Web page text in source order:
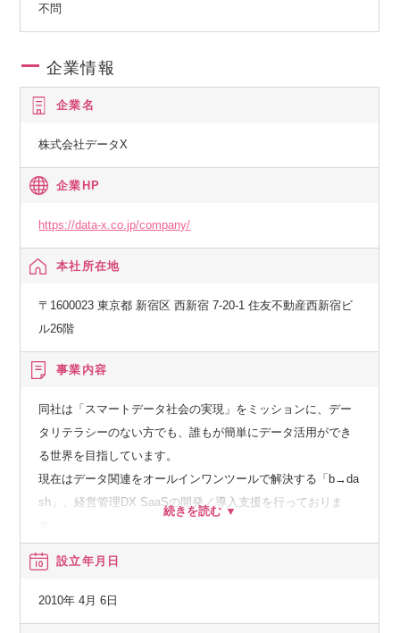
不問
企業情報
企業名
株式会社データX
企業HP
https://data-x.co.jp/company/
本社所在地
〒1600023 東京都 新宿区 西新宿 7-20-1 住友不動産西新宿ビ
ル26階
事業内容
同社は「スマートデータ社会の実現」をミッションに、デー
タリテラシーのない方でも、誰もが簡単にデータ活用ができ
る世界を目指しています。
現在はデータ関連をオールインワンツールで解決する「b→da
sh」、経営管理DX SaaSの開発／導入支援を行っておりま
b→dash：業界を牽引する大手企業や急成長ベンチャーなど、
幅広い業種業界で600社以上にご利用いただいております。
設立年月日
2010年 4月 6日